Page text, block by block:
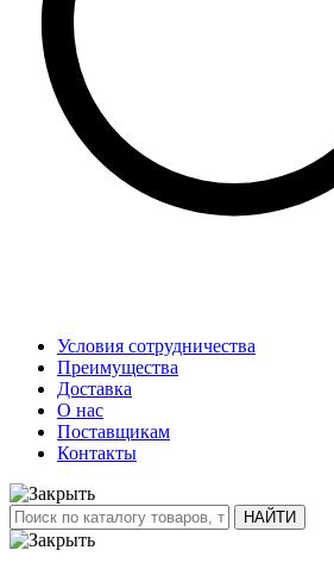
Условия сотрудничества
Преимущества
Доставка
О нас
Поставщикам
Контакты